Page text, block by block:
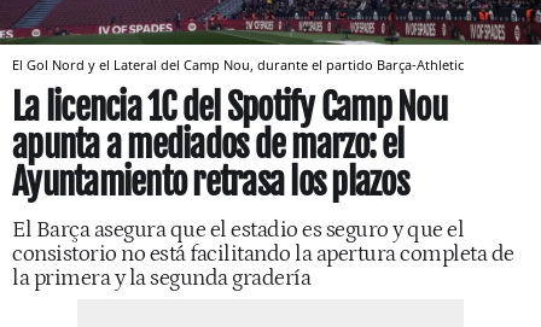
El Gol Nord y el Lateral del Camp Nou, durante el partido Barça-Athletic
La licencia 1C del Spotify Camp Nou
apunta a mediados de marzo: el
Ayuntamiento retrasa los plazos
El Barça asegura que el estadio es seguro y que el
consistorio no está facilitando la apertura completa de
la primera y la segunda gradería